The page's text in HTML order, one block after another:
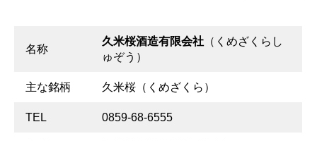
名称
久米桜酒造有限会社 （くめざくらし
ゅぞう）
主な銘柄 久米桜（くめざくら）
TEL 0859-68-6555